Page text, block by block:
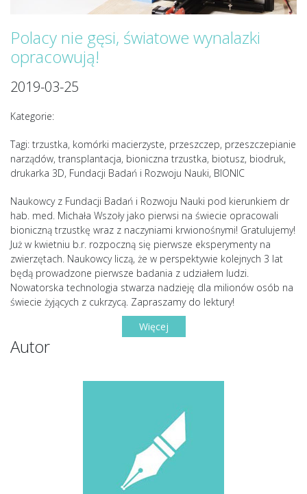
Polacy nie gęsi, światowe wynalazki
opracowują!
2019-03-25
Kategorie:
Tagi: trzustka, komórki macierzyste, przeszczep, przeszczepianie
narządów, transplantacja, bioniczna trzustka, biotusz, biodruk,
drukarka 3D, Fundacji Badań i Rozwoju Nauki, BIONIC
Naukowcy z Fundacji Badań i Rozwoju Nauki pod kierunkiem dr
hab. med. Michała Wszoły jako pierwsi na świecie opracowali
bioniczną trzustkę wraz z naczyniami krwionośnymi! Gratulujemy!
Już w kwietniu b.r. rozpoczną się pierwsze eksperymenty na
zwierzętach. Naukowcy liczą, że w perspektywie kolejnych 3 lat
będą prowadzone pierwsze badania z udziałem ludzi.
Nowatorska technologia stwarza nadzieję dla milionów osób na
świecie żyjących z cukrzycą. Zapraszamy do lektury!
Więcej
Autor